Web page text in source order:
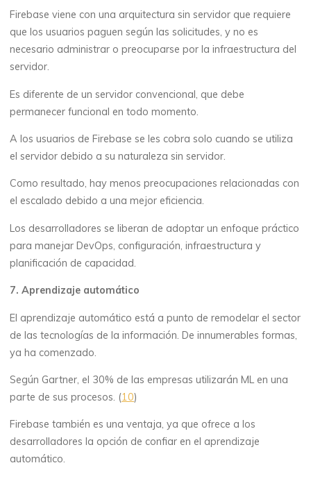
Firebase viene con una arquitectura sin servidor que requiere
que los usuarios paguen según las solicitudes, y no es
necesario administrar o preocuparse por la infraestructura del
servidor.
Es diferente de un servidor convencional, que debe
permanecer funcional en todo momento.
A los usuarios de Firebase se les cobra solo cuando se utiliza
el servidor debido a su naturaleza sin servidor.
Como resultado, hay menos preocupaciones relacionadas con
el escalado debido a una mejor eficiencia.
Los desarrolladores se liberan de adoptar un enfoque práctico
para manejar DevOps, configuración, infraestructura y
planificación de capacidad.
7. Aprendizaje automático
El aprendizaje automático está a punto de remodelar el sector
de las tecnologías de la información. De innumerables formas,
ya ha comenzado.
Según Gartner, el 30% de las empresas utilizarán ML en una
parte de sus procesos. (10)
Firebase también es una ventaja, ya que ofrece a los
desarrolladores la opción de confiar en el aprendizaje
automático.